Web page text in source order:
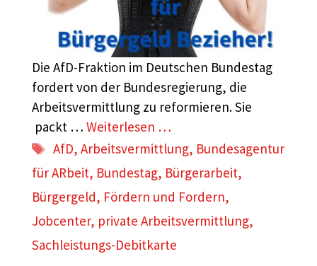
Die AfD-Fraktion im Deutschen Bundestag
fordert von der Bundesregierung, die
Arbeitsvermittlung zu reformieren. Sie
packt … Weiterlesen …
Schlagwörter
AfD,Arbeitsvermittlung, Bundesagentur
für ARbeit, Bundestag, Bürgerarbeit,
Bürgergeld, Fördern und Fordern,
Jobcenter, private Arbeitsvermittlung,
Sachleistungs-Debitkarte